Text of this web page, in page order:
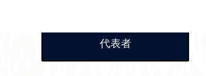
代表者